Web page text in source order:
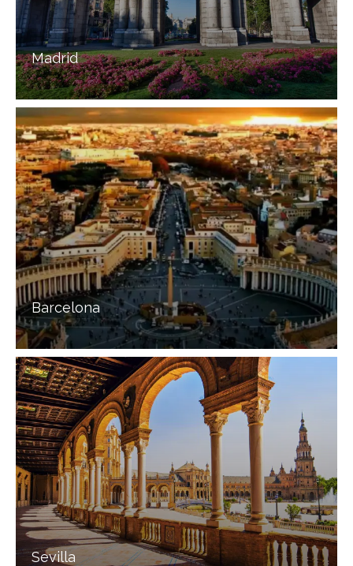
Madrid
Barcelona
Sevilla